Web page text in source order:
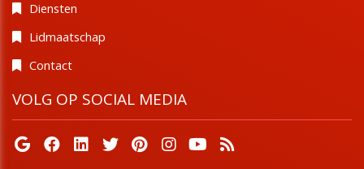
Diensten
Lidmaatschap
Contact
VOLG OP SOCIAL MEDIA